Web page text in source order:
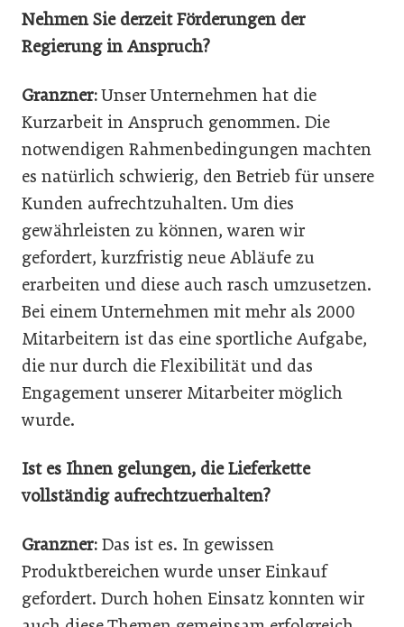
Nehmen Sie derzeit Förderungen der
Regierung in Anspruch?
Granzner:Unser Unternehmen hat die
Kurzarbeit in Anspruch genommen. Die
notwendigen Rahmenbedingungen machten
es natürlich schwierig, den Betrieb für unsere
Kunden aufrechtzuhalten. Um dies
gewährleisten zu können, waren wir
gefordert, kurzfristig neue Abläufe zu
erarbeiten und diese auch rasch umzusetzen.
Bei einem Unternehmen mit mehr als 2000
Mitarbeitern ist das eine sportliche Aufgabe,
die nur durch die Flexibilität und das
Engagement unserer Mitarbeiter möglich
wurde.
Ist es Ihnen gelungen, die Lieferkette
vollständig aufrechtzuerhalten?
Granzner: Das ist es. In gewissen
Produktbereichen wurde unser Einkauf
gefordert. Durch hohen Einsatz konnten wir